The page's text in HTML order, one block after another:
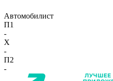
Автомобилист
П1
-
X
-
П2
-